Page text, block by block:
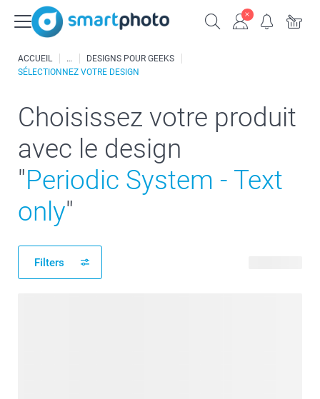
ACCUEIL
DESIGNS POUR GEEKS
SÉLECTIONNEZ VOTRE DESIGN
Choisissez votre produit
avec le design
"Periodic System - Text
only"
Filters